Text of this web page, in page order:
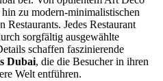
zu modern-minimalistischen
Restaurants. Jedes Restaurant
sorgfältig ausgewählte
schaffen faszinierende
Dubai, die die Besucher in ihren
Welt entführen.